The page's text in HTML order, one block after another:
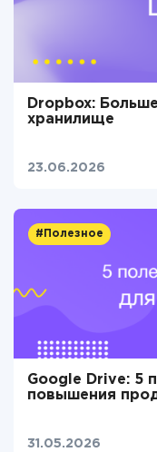
Dropbox:
хранилище
23.06.2026
#Полезное
Google Drive: 5
повышения
31.05.2026